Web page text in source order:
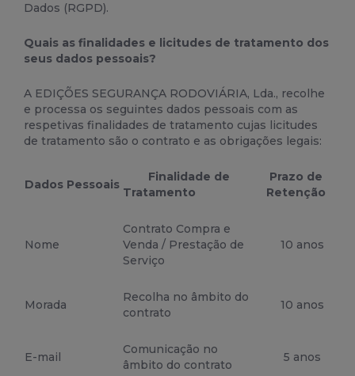
Dados (RGPD).
Quais as finalidades e licitudes de tratamento dos
seus dados pessoais?
A EDIÇÕES SEGURANÇA RODOVIÁRIA, Lda., recolhe
e processa os seguintes dados pessoais com as
respetivas finalidades de tratamento cujas licitudes
de tratamento são o contrato e as obrigações legais:
Dados Pessoais
Finalidade de
Tratamento
Prazo de
Retenção
Nome
Contrato Compra e
Venda / Prestação de
Serviço
10 anos
Morada
Recolha no âmbito do
contrato
10 anos
E-mail
Comunicação no
âmbito do contrato
5 anos